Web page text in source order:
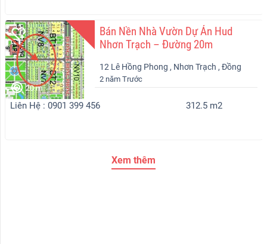
20 m
Bán Nền Nhà Vườn Dự Án Hud
Nhơn Trạch – Đường 20m
12 Lê Hồng Phong , Nhơn Trạch , Đồng
Nai
2 năm Trước
Liên Hệ : 0901 399 456 312.5 m2
Xem thêm